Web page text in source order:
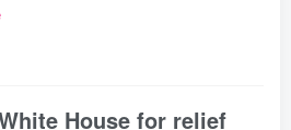
House for relief